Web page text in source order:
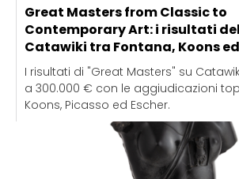
Great Masters from Classic to
Contemporary Art: i risultati
Catawiki tra Fontana, Koons
I risultati di "Great Masters" su
a 300.000 € con le aggiudicazioni
Koons, Picasso ed Escher.